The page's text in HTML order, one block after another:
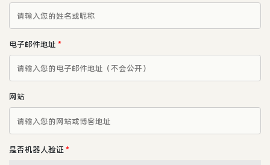
电子邮件地址 *
网站
是否机器人验证 *